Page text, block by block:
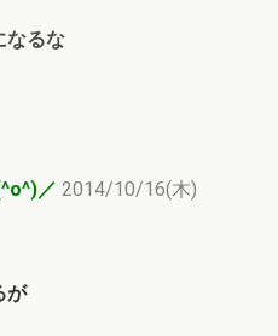
なるな
／ 2014/10/16(木)
が